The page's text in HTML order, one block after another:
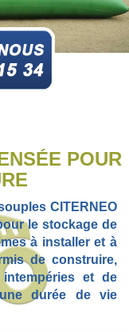
POUR
CITERNEO
le stockage de
à installer et à
de construire,
et de
durée de vie